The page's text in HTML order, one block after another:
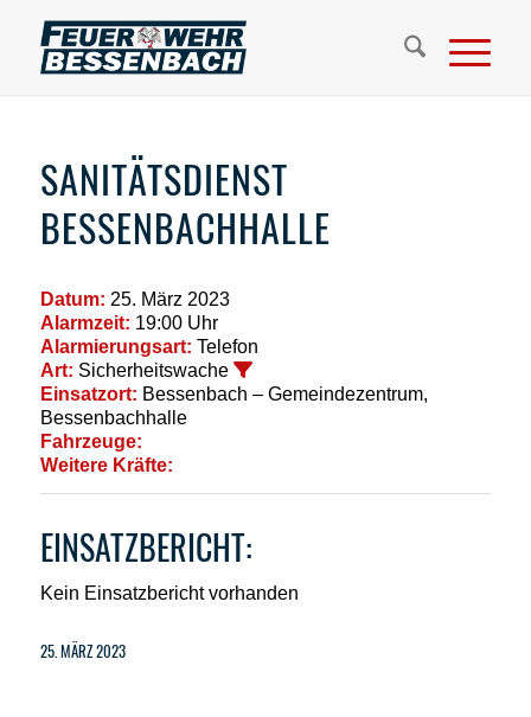
SANITÄTSDIENST
BESSENBACHHALLE
Datum: 25. März 2023
Alarmzeit: 19:00 Uhr
Alarmierungsart: Telefon
Art: Sicherheitswache
Einsatzort: Bessenbach – Gemeindezentrum,
Bessenbachhalle
Fahrzeuge:
Weitere Kräfte:
EINSATZBERICHT:
Kein Einsatzbericht vorhanden
25. MÄRZ 2023